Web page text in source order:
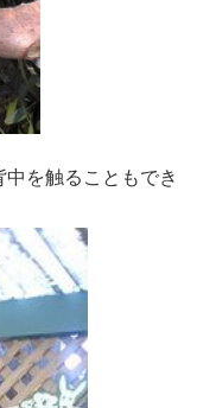
を触ることもでき